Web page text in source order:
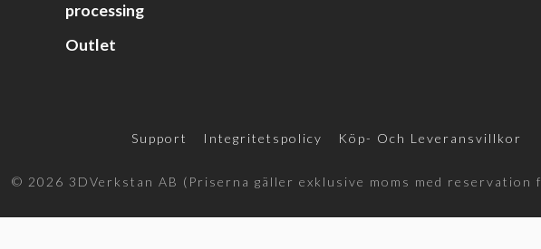
processing
Outlet
Support Integritetspolicy Köp- Och Leveransvillkor
© 2026 3DVerkstan AB (Priserna gäller exklusive moms med reservation